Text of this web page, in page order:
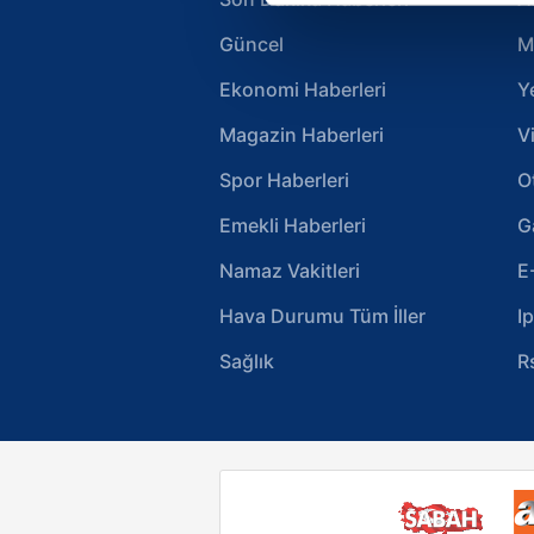
Sizlere daha iyi bir hizmet
çerezler vasıtasıyla çeşitli
amacıyla kullanılmaktadır.
reklam/pazarlama faaliyetlerinin
Çerezlere ilişkin tercihlerinizi
butonuna tıklayabilir,
Çerez
6698 sayılı Kişisel Verilerin
mevzuata uygun olarak
Güncel
Ekonomi Haberleri
Magazin Haberleri
Spor Haberleri
Emekli Haberleri
Namaz Vakitleri
Hava Durumu Tüm İller
Sağlık